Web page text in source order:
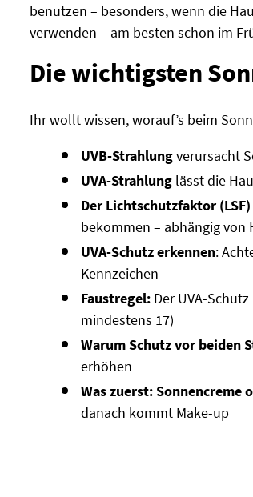
benutzen – besonders, wenn die
verwenden – am besten schon im
Die wichtigsten
Ihr wollt wissen, worauf’s beim
UVB-Strahlungverursacht
UVA-Strahlung lässt die
Der Lichtschutzfaktor (LSF)
bekommen – abhängig
UVA-Schutz erkennen:
Kennzeichen
Faustregel: Der UVA-
mindestens 17)
Warum Schutz vor beiden
erhöhen
Was zuerst: Sonnencreme
danach kommt Make-up